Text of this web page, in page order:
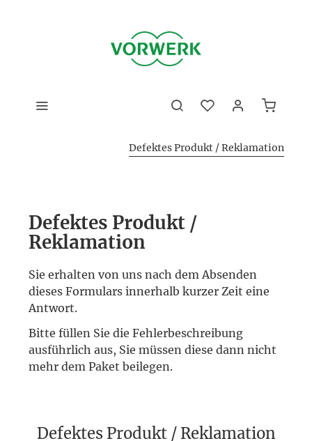
Defektes Produkt / Reklamation
Defektes Produkt /
Reklamation
Sie erhalten von uns nach dem Absenden
dieses Formulars innerhalb kurzer Zeit eine
Antwort.
Bitte füllen Sie die Fehlerbeschreibung
ausführlich aus, Sie müssen diese dann nicht
mehr dem Paket beilegen.
Defektes Produkt / Reklamation